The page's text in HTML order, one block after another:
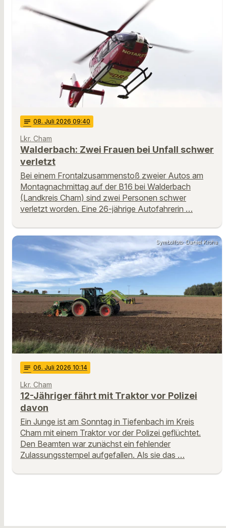
notes 08. Juli 2026 09:40
Lkr. Cham
Walderbach: Zwei Frauen bei Unfall schwer
verletzt
Bei einem Frontalzusammenstoß zweier Autos am
Montagnachmittag auf der B16 bei Walderbach
(Landkreis Cham) sind zwei Personen schwer
verletzt worden. Eine 26-jährige Autofahrerin …
Symbolfoto: Daniel Kroha
notes 06. Juli 2026 10:14
Lkr. Cham
12-Jähriger fährt mit Traktor vor Polizei
davon
Ein Junge ist am Sonntag in Tiefenbach im Kreis
Cham mit einem Traktor vor der Polizei geflüchtet.
Den Beamten war zunächst ein fehlender
Zulassungsstempel aufgefallen. Als sie das …